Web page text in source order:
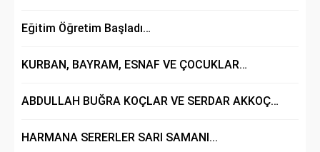
Eğitim Öğretim Başladı…
KURBAN, BAYRAM, ESNAF VE ÇOCUKLAR…
ABDULLAH BUĞRA KOÇLAR VE SERDAR AKKOÇ…
HARMANA SERERLER SARI SAMANI...